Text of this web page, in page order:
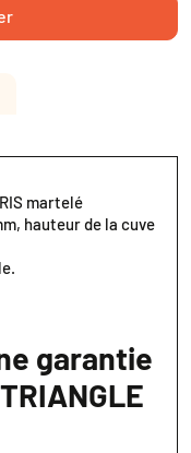
martelé
hauteur de la cuve
garantie